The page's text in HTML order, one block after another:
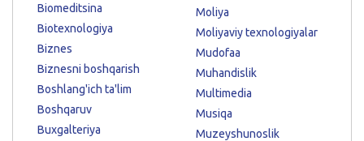
Biomeditsina
Biotexnologiya
Biznes
Biznesni boshqarish
Boshlang'ich ta'lim
Boshqaruv
Buxgalteriya
Moliya
Moliyaviy texnologiyalar
Mudofaa
Muhandislik
Multimedia
Musiqa
Muzeyshunoslik